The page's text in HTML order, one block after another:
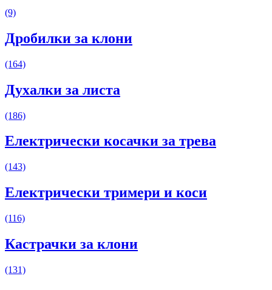
(9)
Дробилки за клони
(164)
Духалки за листа
(186)
Електрически косачки за трева
(143)
Електрически тримери и коси
(116)
Кастрачки за клони
(131)